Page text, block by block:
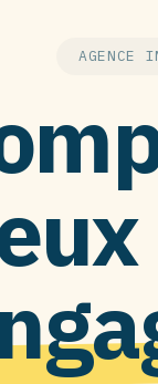
AGENCE